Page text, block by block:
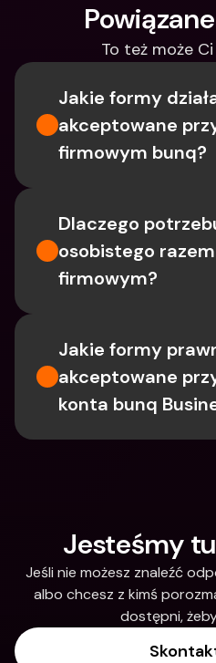
To też może
Jakie formy
akceptowane
firmowym bunq?
Dlaczego
osobistego
firmowym?
Jakie formy
akceptowane
konta bunq
Jesteśmy
Jeśli nie możesz znaleźć
albo chcesz z kimś
dostępni,